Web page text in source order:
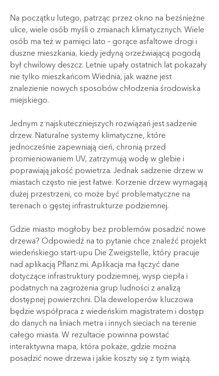
Na początku lutego, patrząc przez okno na bezśnieżne
ulice, wiele osób myśli o zmianach klimatycznych. Wiele
osób ma też w pamięci lato – gorące asfaltowe drogi i
duszne mieszkania, kiedy jedyną orzeźwiającą pogodą
był chwilowy deszcz. Letnie upały ostatnich lat pokazały
nie tylko mieszkańcom Wiednia, jak ważne jest
znalezienie nowych sposobów chłodzenia środowiska
miejskiego.
Jednym z najskuteczniejszych rozwiązań jest sadzenie
drzew. Naturalne systemy klimatyczne, które
jednocześnie zapewniają cień, chronią przed
promieniowaniem UV, zatrzymują wodę w glebie i
poprawiają jakość powietrza. Jednak sadzenie drzew w
miastach często nie jest łatwe. Korzenie drzew wymagają
dużej przestrzeni, co może być problematyczne na
terenach o gęstej infrastrukturze podziemnej.
Gdzie miasto mogłoby bez problemów posadzić nowe
drzewa? Odpowiedź na to pytanie chce znaleźć projekt
wiedeńskiego start-upu Die Zweigstelle, który pracuje
nad aplikacją Pflanz.mi. Aplikacja ma łączyć dane
dotyczące infrastruktury podziemnej, wysp ciepła i
podatnych na zagrożenia grup ludności z analizą
dostępnej powierzchni. Dla deweloperów kluczowa
będzie współpraca z wiedeńskim magistratem i dostęp
do danych na liniach metra i innych sieciach na terenie
całego miasta. W rezultacie powinna powstać
interaktywna mapa, która pokaże, gdzie można
posadzić nowe drzewa i jakie koszty się z tym wiążą.